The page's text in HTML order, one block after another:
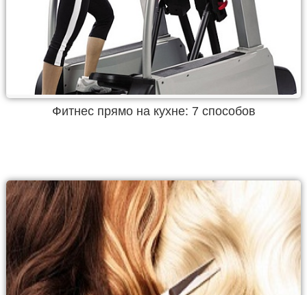
Фитнес прямо на кухне: 7 способов